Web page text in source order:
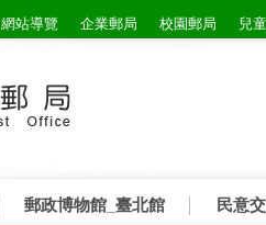
網站導覽 企業郵局 校園郵局 兒
郵政博物館_臺北館 民意